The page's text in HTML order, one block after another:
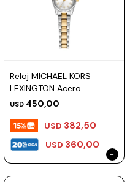
Reloj MICHAEL KORS
LEXINGTON Acero
Combinado Esfera 19mm
USD 450,00
USD 360,00
USD 382,50